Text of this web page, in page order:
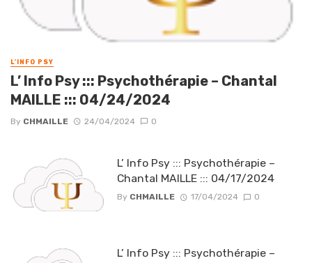
L'INFO PSY
L’ Info Psy ::: Psychothérapie – Chantal
MAILLE ::: 04/24/2024
By CHMAILLE 24/04/2024 0
L’ Info Psy ::: Psychothérapie –
Chantal MAILLE ::: 04/17/2024
By CHMAILLE 17/04/2024 0
L’ Info Psy ::: Psychothérapie –